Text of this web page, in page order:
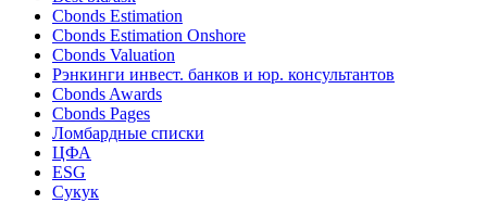
Поиск облигаций (ИИ)
Ближайшие размещения (Россия)
Поиск котировок облигаций
Best bid/ask
Cbonds Estimation
Cbonds Estimation Onshore
Cbonds Valuation
Рэнкинги инвест. банков и юр. консультантов
Cbonds Awards
Cbonds Pages